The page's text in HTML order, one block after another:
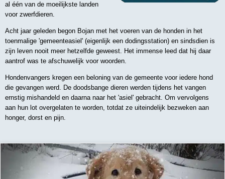
al één van de moeilijkste landen
voor zwerfdieren.
Acht jaar geleden begon Bojan met het voeren van de honden in het
toenmalige 'gemeenteasiel' (eigenlijk een dodingsstation) en sindsdien is
zijn leven nooit meer hetzelfde geweest. Het immense leed dat hij daar
aantrof was te afschuwelijk voor woorden.
Hondenvangers kregen een beloning van de gemeente voor iedere hond
die gevangen werd. De doodsbange dieren werden tijdens het vangen
ernstig mishandeld en daarna naar het 'asiel' gebracht. Om vervolgens
aan hun lot overgelaten te worden, totdat ze uiteindelijk bezweken aan
honger, dorst en pijn.